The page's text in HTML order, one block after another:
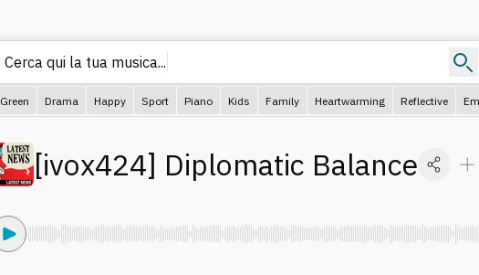
Cerca qui la tua musica...
Green Drama Happy Sport Piano Kids Family Heartwarming Reflective
[ivox424] Diplomatic Balance